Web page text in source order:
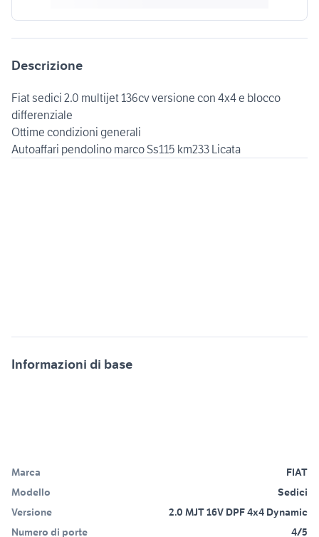
Descrizione
Fiat sedici 2.0 multijet 136cv versione con 4x4 e blocco
differenziale
Ottime condizioni generali
Informazioni di base
Marca
FIAT
Modello
Sedici
Versione
2.0 MJT 16V DPF 4x4 Dynamic
Numero di porte
4/5